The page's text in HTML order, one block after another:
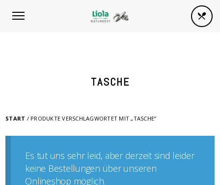
TASCHE
START / PRODUKTE VERSCHLAGWORTET MIT „TASCHE“
Es tut uns sehr leid, aber derzeit sind leider
keine Bestellungen über unseren
Onlineshop möglich.